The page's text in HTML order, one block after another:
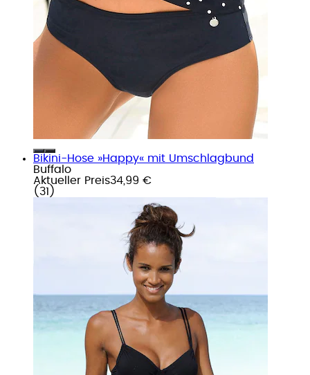
Bikini-Hose »Happy« mit Umschlagbund
Buffalo
Aktueller Preis34,99 €
( 31 )